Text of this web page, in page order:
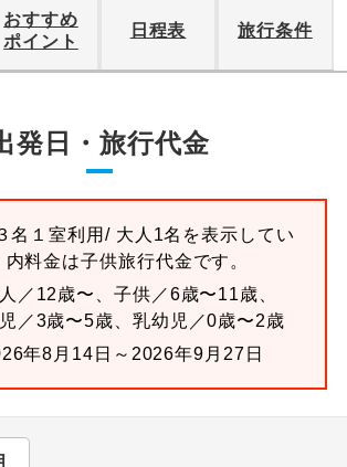
おすすめ
ポイント
日程表 旅行条件
発日・旅行代金
名１室利用/ 大人1名を表示してい
料金は子供旅行代金です。
／12歳〜、子供／6歳〜11歳、
／3歳〜5歳、乳幼児／0歳〜2歳
年8月14日～2026年9月27日